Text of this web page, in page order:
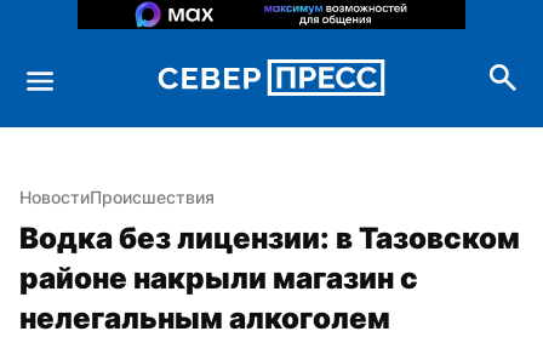
НовостиПроисшествия
Водка без лицензии: в Тазовском
районе накрыли магазин с
нелегальным алкоголем